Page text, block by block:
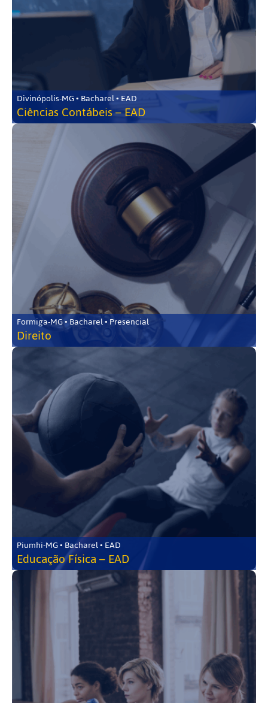
Divinópolis-MG • Bacharel • EAD
Ciências Contábeis – EAD
Formiga-MG • Bacharel • Presencial
Direito
Piumhi-MG • Bacharel • EAD
Educação Física – EAD